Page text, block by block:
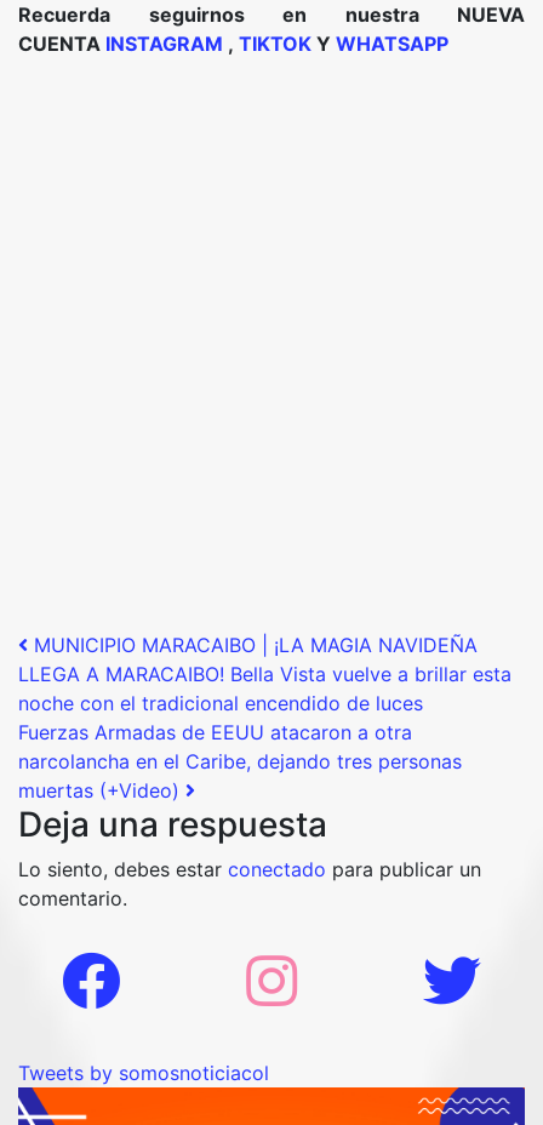
Recuerda seguirnos en nuestra NUEVA
CUENTA INSTAGRAM , TIKTOK Y WHATSAPP
Post navigation
MUNICIPIO MARACAIBO | ¡LA MAGIA NAVIDEÑA
LLEGA A MARACAIBO! Bella Vista vuelve a brillar esta
noche con el tradicional encendido de luces
Fuerzas Armadas de EEUU atacaron a otra
narcolancha en el Caribe, dejando tres personas
muertas (+Video)
Deja una respuesta
Lo siento, debes estar conectado para publicar un
comentario.
Tweets by somosnoticiacol